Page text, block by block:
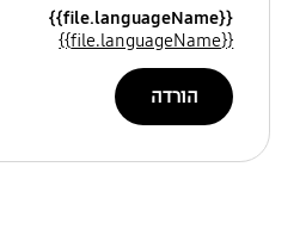
{{file.languageName}}
{{file.languageName}}
הורדה